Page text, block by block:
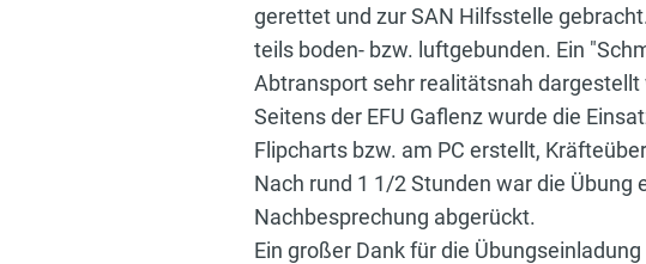
gerettet und zur SAN Hilfsstelle
teils boden- bzw. luftgebunden. Ein
Abtransport sehr realitätsnah dargestellt
Seitens der EFU Gaflenz wurde die
Flipcharts bzw. am PC erstellt,
Nach rund 1 1/2 Stunden war die
Nachbesprechung abgerückt.
Ein großer Dank für die